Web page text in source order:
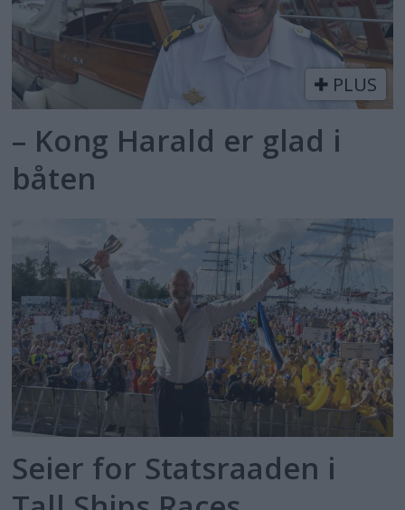
PLUS
– Kong Harald er glad i
båten
Seier for Statsraaden i